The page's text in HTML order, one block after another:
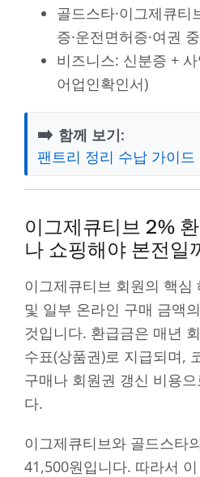
골드스타·이그제큐티
증·운전면허증·여권
비즈니스: 신분증 +
어업인확인서)
➡️ 함께 보기:
팬트리 정리 수납 가이드
이그제큐티브 2%
나 쇼핑해야 본전일
이그제큐티브 회원의 핵심
및 일부 온라인 구매 금액의
것입니다. 환급금은 매년
수표(상품권)로 지급되며,
구매나 회원권 갱신 비용
다.
이그제큐티브와 골드스타
41,500원입니다. 따라서